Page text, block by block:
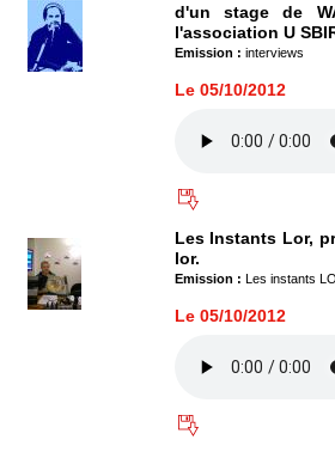
d'un stage de
l'association U
Emission : interviews
Le 05/10/2012
Les Instants Lor,
lor.
Emission : Les instants
Le 05/10/2012